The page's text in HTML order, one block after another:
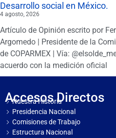
Desarrollo social en México.
4 agosto, 2026
Artículo de Opinión escrito por
Argomedo | Presidente de la
de COPARMEX | Vía:
acuerdo con la medición oficial
Accesos Directos
Nuestra Historia
Presidencia Nacional
Comisiones de Trabajo
Estructura Nacional